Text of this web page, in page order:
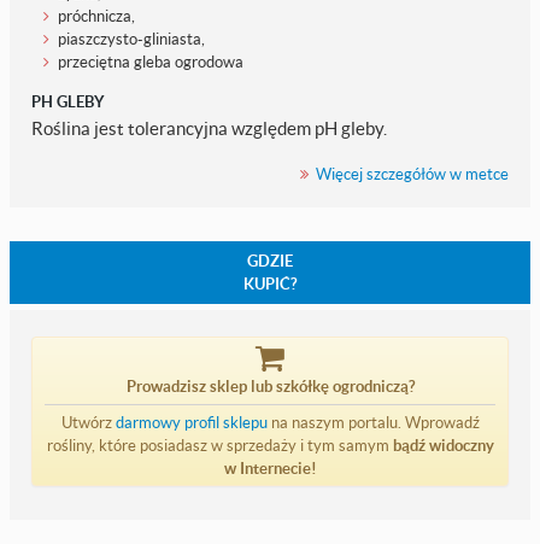
próchnicza,
piaszczysto-gliniasta,
przeciętna gleba ogrodowa
PH GLEBY
Roślina jest tolerancyjna względem pH gleby.
Więcej szczegółów w metce
GDZIE
KUPIĆ?
Prowadzisz sklep lub szkółkę ogrodniczą?
Utwórzdarmowy profil sklepuna naszym portalu. Wprowadź
rośliny, które posiadasz w sprzedaży i tym samym bądź widoczny
w Internecie!